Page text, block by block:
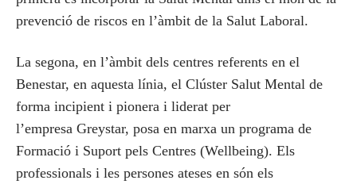
prevenció de riscos en l’àmbit de la Salut Laboral.
La segona, en l’àmbit dels centres referents en el
Benestar, en aquesta línia, el Clúster Salut Mental de
forma incipient i pionera i liderat per
l’empresa Greystar, posa en marxa un programa de
Formació i Suport pels Centres (Wellbeing). Els
professionals i les persones ateses en són els